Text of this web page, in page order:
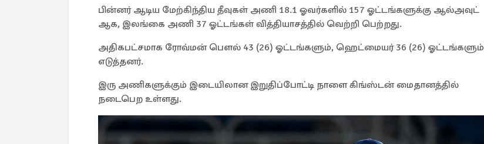
பின்னர் ஆடிய மேற்கிந்திய தீவுகள் அணி 18.1 ஓவர்களில் 157 ஓட்டங்களுக்கு ஆல்அவுட்
ஆக, இலங்கை அணி 37 ஓட்டங்கள் வித்தியாசத்தில் வெற்றி பெற்றது.
அதிகபட்சமாக ரோவ்மன் பௌல் 43 (26) ஓட்டங்களும், ஹெட்மையர் 36 (26) ஓட்டங்களும்
எடுத்தனர்.
இரு அணிகளுக்கும் இடையிலான இறுதிப்போட்டி நாளை கிங்ஸ்டன் மைதானத்தில்
நடைபெற உள்ளது.